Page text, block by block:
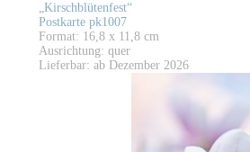
„Kirschblütenfest“
Postkarte pk1007
Format: 16,8 x 11,8 cm
Ausrichtung: quer
Lieferbar: ab Dezember 2026